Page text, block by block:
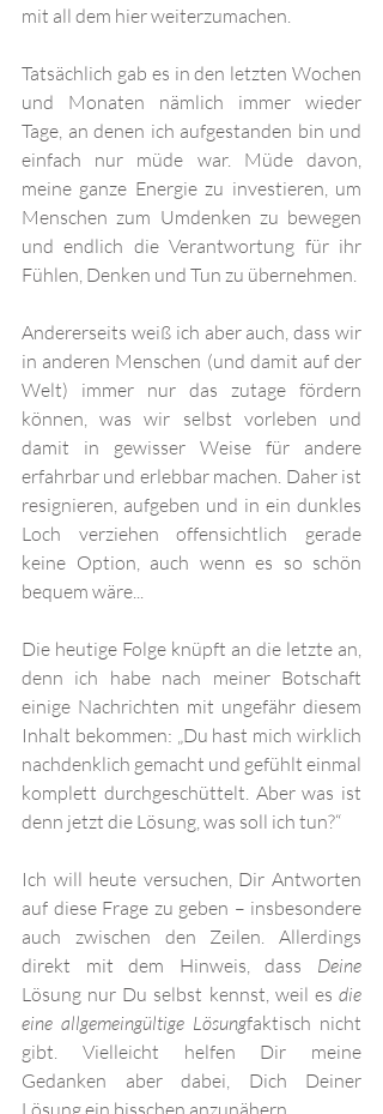
mit all dem hier weiterzumachen.
Tatsächlich gab es in den letzten Wochen
und Monaten nämlich immer wieder
Tage, an denen ich aufgestanden bin und
einfach nur müde war. Müde davon,
meine ganze Energie zu investieren, um
Menschen zum Umdenken zu bewegen
und endlich die Verantwortung für ihr
Fühlen, Denken und Tun zu übernehmen.
Andererseits weiß ich aber auch, dass wir
in anderen Menschen (und damit auf der
Welt) immer nur das zutage fördern
können, was wir selbst vorleben und
damit in gewisser Weise für andere
erfahrbar und erlebbar machen. Daher ist
resignieren, aufgeben und in ein dunkles
Loch verziehen offensichtlich gerade
keine Option, auch wenn es so schön
bequem wäre...
Die heutige Folge knüpft an die letzte an,
denn ich habe nach meiner Botschaft
einige Nachrichten mit ungefähr diesem
Inhalt bekommen: „Du hast mich wirklich
nachdenklich gemacht und gefühlt einmal
komplett durchgeschüttelt. Aber was ist
denn jetzt die Lösung, was soll ich tun?“
Ich will heute versuchen, Dir Antworten
auf diese Frage zu geben – insbesondere
auch zwischen den Zeilen. Allerdings
direkt mit dem Hinweis, dass Deine
Lösung nur Du selbst kennst, weil es die
eine allgemeingültige Lösungfaktisch nicht
gibt. Vielleicht helfen Dir meine
Gedanken aber dabei, Dich Deiner
Lösung ein bisschen anzunähern.